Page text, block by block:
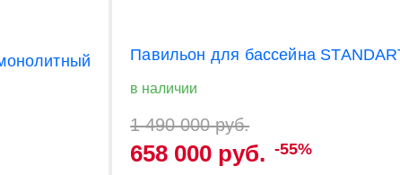
Павильон для бассейна
в наличии
1 490 000 руб.
658 000 руб. -55%